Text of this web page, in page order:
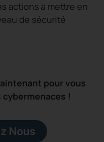
actions à mettre en
de sécurité
pour vous
!
Nous